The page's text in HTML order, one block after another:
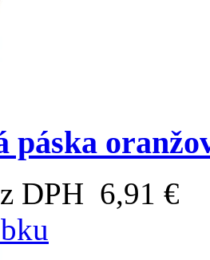
páska
DPH 6,91 €